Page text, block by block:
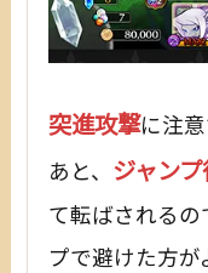
突進攻撃に注意
あと、 ジャン
て転ばされる
プで避けた方が